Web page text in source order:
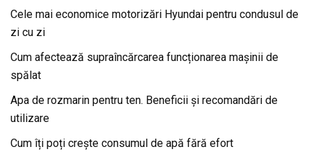
Cele mai economice motorizări Hyundai pentru condusul de
zi cu zi
Cum afectează supraîncărcarea funcționarea mașinii de
spălat
Apa de rozmarin pentru ten. Beneficii și recomandări de
utilizare
Cum îți poți crește consumul de apă fără efort